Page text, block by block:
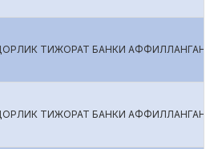
ТИЖОРАТ БАНКИ АФФИЛЛАНГАН
ТИЖОРАТ БАНКИ АФФИЛЛАНГАН